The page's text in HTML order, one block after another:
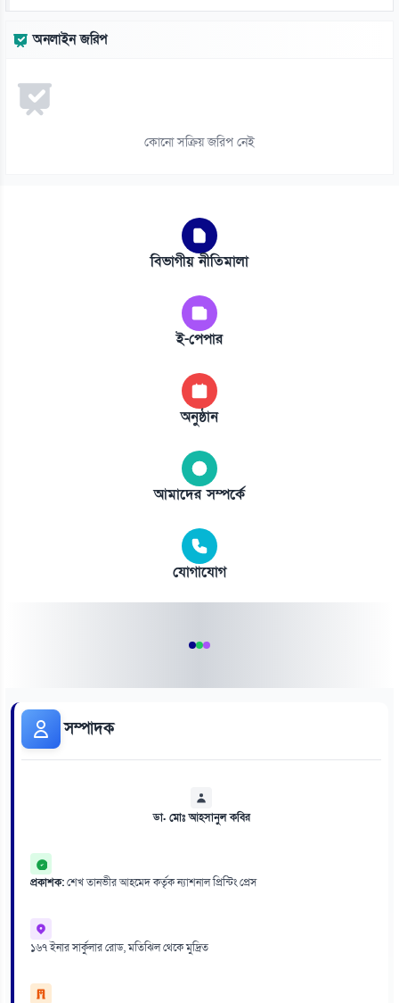
অনলাইন জরিপ
কোনো সক্রিয় জরিপ নেই
বিভাগীয় নীতিমালা
ই-পেপার
অনুষ্ঠান
আমাদের সম্পর্কে
যোগাযোগ
সম্পাদক
ডা. মোঃ আহসানুল কবির
প্রকাশক:শেখ তানভীর আহমেদ কর্তৃক ন্যাশনাল প্রিন্টিং প্রেস
১৬৭ ইনার সার্কুলার রোড, মতিঝিল থেকে মুদ্রিত